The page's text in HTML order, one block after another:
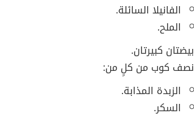
الفانيلا السائلة.
الملح.
بيضتان كبيرتان.
نصف كوب من كلٍ من:
الزبدة المذابة.
السكر.